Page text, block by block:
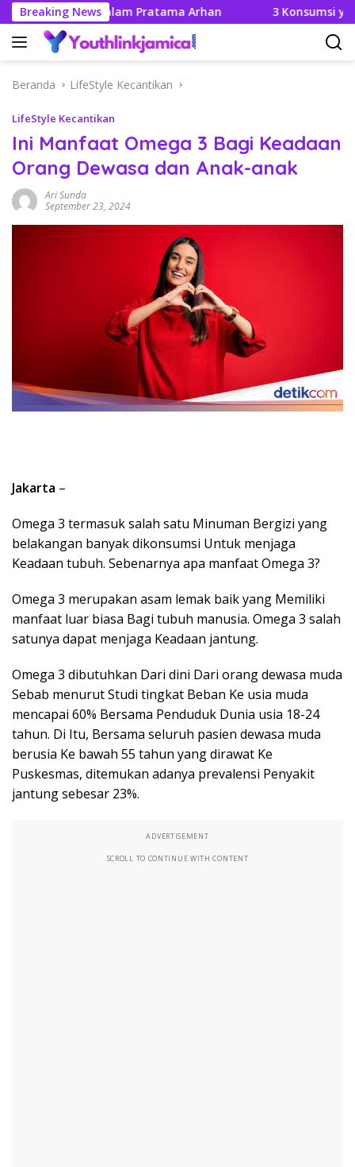
Langsung
ke
konten
Breaking News
Didalam Pratama Arhan 3 Konsumsi yang Tak
Beranda LifeStyle Kecantikan
LifeStyle Kecantikan
Ini Manfaat Omega 3 Bagi Keadaan
Orang Dewasa dan Anak-anak
Ari Sunda
September 23, 2024
Jakarta –
Omega 3 termasuk salah satu Minuman Bergizi yang
belakangan banyak dikonsumsi Untuk menjaga
Keadaan tubuh. Sebenarnya apa manfaat Omega 3?
Omega 3 merupakan asam lemak baik yang Memiliki
manfaat luar biasa Bagi tubuh manusia. Omega 3 salah
satunya dapat menjaga Keadaan jantung.
Omega 3 dibutuhkan Dari dini Dari orang dewasa muda
Sebab menurut Studi tingkat Beban Ke usia muda
mencapai 60% Bersama Penduduk Dunia usia 18-24
tahun. Di Itu, Bersama seluruh pasien dewasa muda
berusia Ke bawah 55 tahun yang dirawat Ke
Puskesmas, ditemukan adanya prevalensi Penyakit
jantung sebesar 23%.
ADVERTISEMENT
SCROLL TO CONTINUE WITH CONTENT